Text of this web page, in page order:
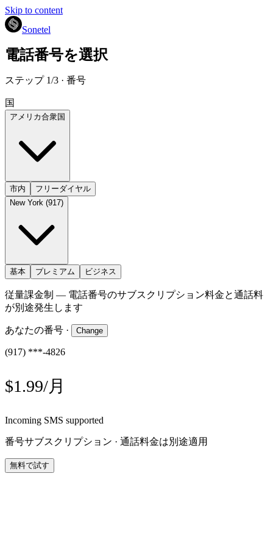
Skip to content
Sonetel
電話番号を選択
ステップ 1/3 · 番号
国
アメリカ合衆国
市内
フリーダイヤル
New York (917)
基本 プレミアム ビジネス
従量課金制 — 電話番号のサブスクリプション料金と通話料
が別途発生します
あなたの番号 · Change
(917) ***-4826
$1.99/月
Incoming SMS supported
番号サブスクリプション · 通話料金は別途適用
無料で試す